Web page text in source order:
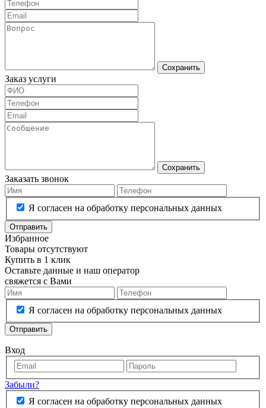
Сохранить
Заказ услуги
Сохранить
Заказать звонок
Я согласен на обработку персональных данных
Отправить
Избранное
Товары отсутствуют
Купить в 1 клик
Оставьте данные и наш оператор
свяжется с Вами
Я согласен на обработку персональных данных
Отправить
Вход
Забыли?
Я согласен на обработку персональных данных